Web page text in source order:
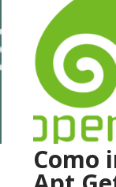
Como